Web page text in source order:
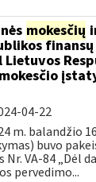
mokesčių
finansų
04-22
m. balandžio
buvo
Nr. VA-84 „Dėl
pervedimo...